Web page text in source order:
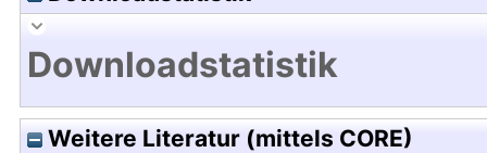
Downloadstatistik
Weitere Literatur (mittels CORE)